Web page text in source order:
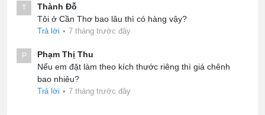
T
Thành Đỗ
Tôi ở Cần Thơ bao lâu thì có hàng vậy?
Trả lời • 7 tháng trước đây
P
Phạm Thị Thu
Nếu em đặt làm theo kích thước riêng thì giá chênh
bao nhiêu?
Trả lời • 7 tháng trước đây